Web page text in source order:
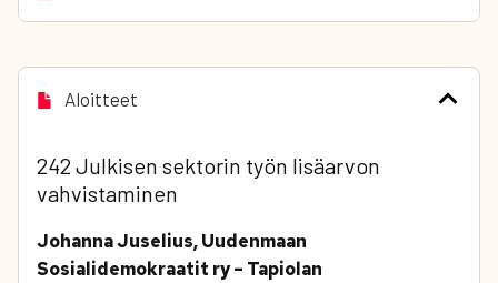
Aloitteet
242 Julkisen sektorin työn lisäarvon
vahvistaminen
Johanna Juselius, Uudenmaan
Sosialidemokraatit ry – Tapiolan